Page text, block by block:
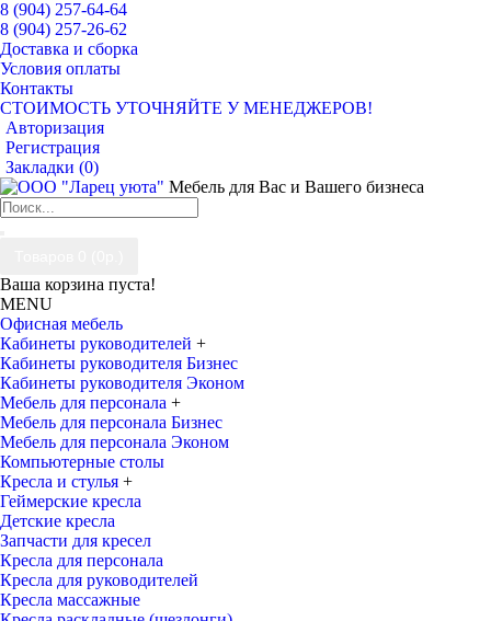
8 (904) 257-64-64
8 (904) 257-26-62
Доставка и сборка
Условия оплаты
Контакты
СТОИМОСТЬ УТОЧНЯЙТЕ У МЕНЕДЖЕРОВ!
Авторизация
Регистрация
Закладки (0)
Мебель для Вас и Вашего бизнеса
Ваша корзина пуста!
MENU
Офисная мебель
Кабинеты руководителей +
Кабинеты руководителя Бизнес
Кабинеты руководителя Эконом
Мебель для персонала +
Мебель для персонала Бизнес
Мебель для персонала Эконом
Компьютерные столы
Кресла и стулья +
Геймерские кресла
Детские кресла
Запчасти для кресел
Кресла для персонала
Кресла для руководителей
Кресла массажные